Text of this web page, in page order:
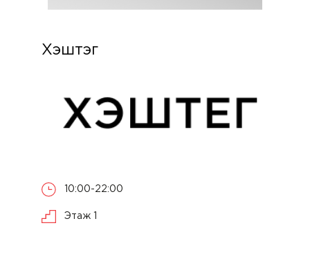
Хэштэг
10:00-22:00
Этаж 1